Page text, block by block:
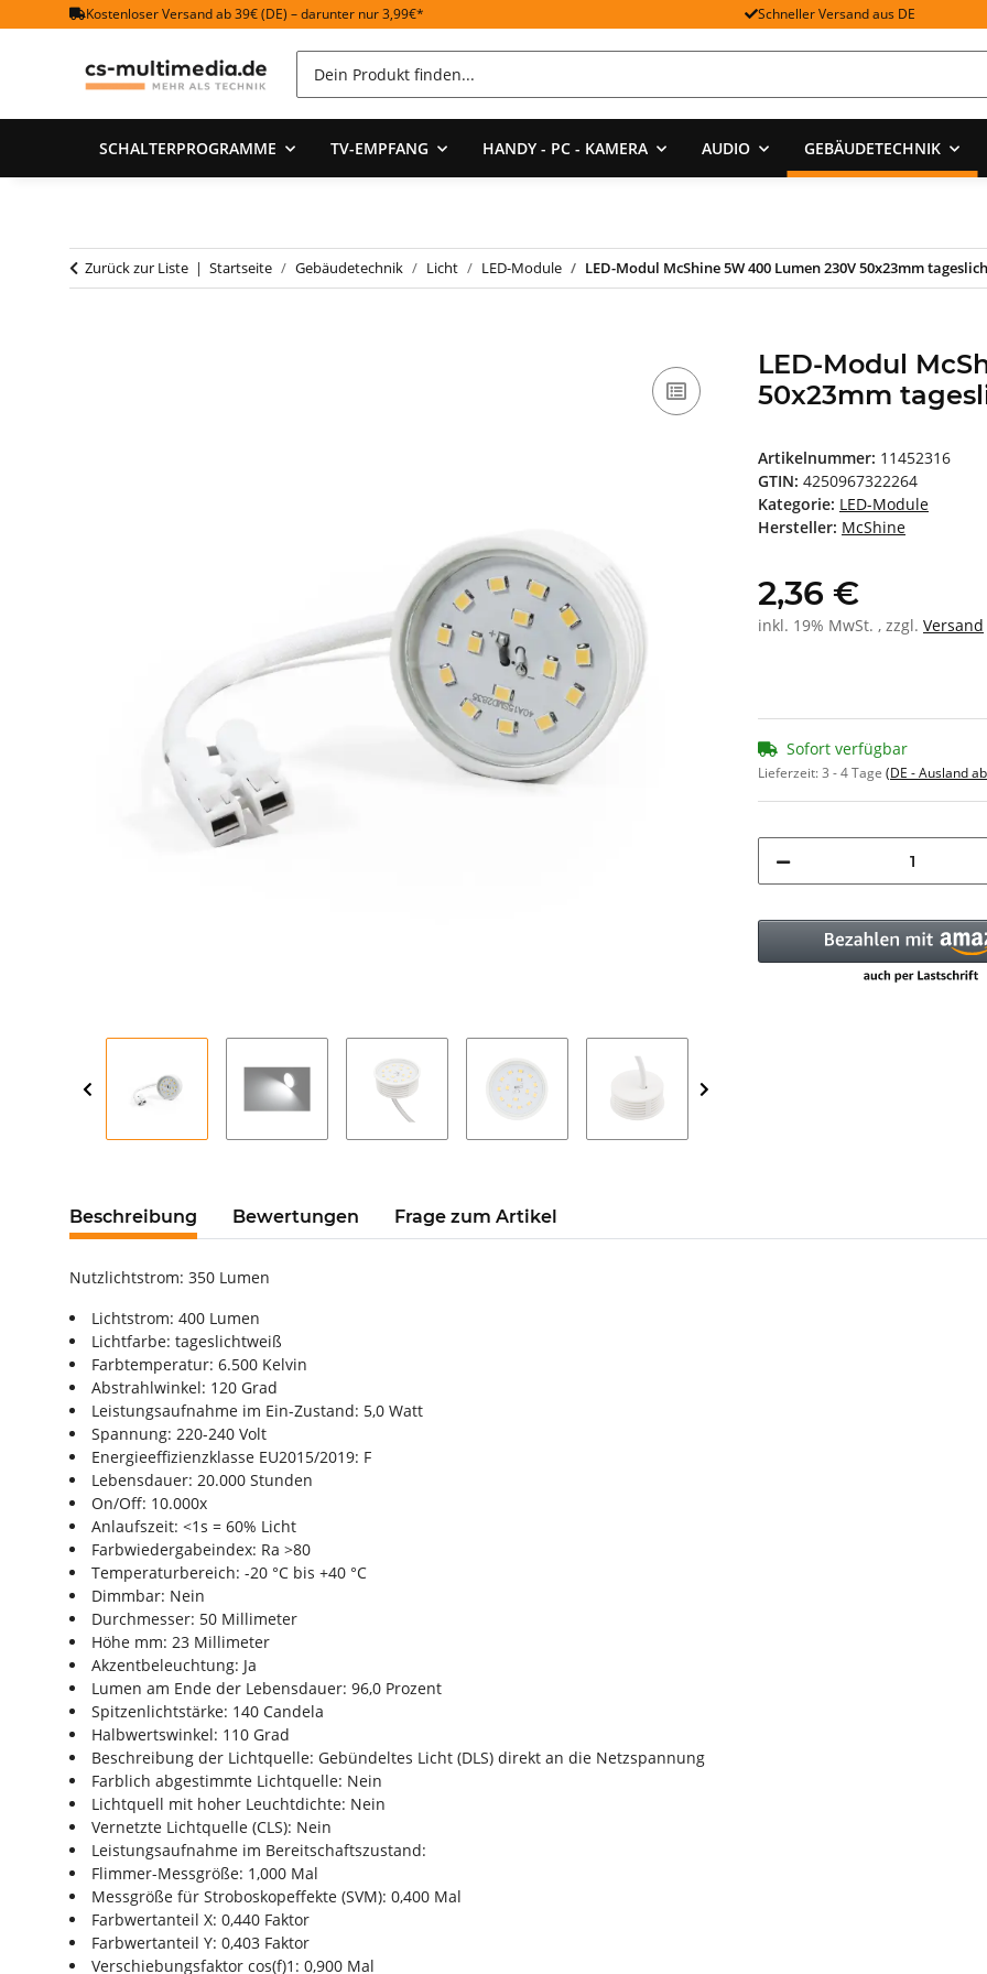
Kostenloser Versand ab 39€ (DE) – darunter nur 3,99€* Schneller Versand aus DE
SCHALTERPROGRAMME TV-EMPFANG HANDY - PC - KAMERA AUDIO GEBÄUDETECHNIK
Zurück zur Liste Startseite Gebäudetechnik Licht LED-Module LED-Modul McShine 5W 400 Lumen 230V 50x23mm
LED-Modul
50x23mm
Artikelnummer: 11452316
GTIN: 4250967322264
Kategorie: LED-Module
Hersteller: McShine
2,36 €
inkl. 19% MwSt. , zzgl. Versand
Sofort verfügbar
Lieferzeit:3 - 4 Tage (DE - Ausland
Beschreibung Bewertungen Frage zum Artikel
Nutzlichtstrom: 350 Lumen
Lichtstrom: 400 Lumen
Lichtfarbe: tageslichtweiß
Farbtemperatur: 6.500 Kelvin
Abstrahlwinkel: 120 Grad
Leistungsaufnahme im Ein-Zustand: 5,0 Watt
Spannung: 220-240 Volt
Energieeffizienzklasse EU2015/2019: F
Lebensdauer: 20.000 Stunden
On/Off: 10.000x
Anlaufszeit: <1s = 60% Licht
Farbwiedergabeindex: Ra >80
Temperaturbereich: -20 °C bis +40 °C
Dimmbar: Nein
Durchmesser: 50 Millimeter
Höhe mm: 23 Millimeter
Akzentbeleuchtung: Ja
Lumen am Ende der Lebensdauer: 96,0 Prozent
Spitzenlichtstärke: 140 Candela
Halbwertswinkel: 110 Grad
Beschreibung der Lichtquelle: Gebündeltes Licht (DLS) direkt an die Netzspannung
Farblich abgestimmte Lichtquelle: Nein
Lichtquell mit hoher Leuchtdichte: Nein
Vernetzte Lichtquelle (CLS): Nein
Leistungsaufnahme im Bereitschaftszustand:
Flimmer-Messgröße: 1,000 Mal
Messgröße für Stroboskopeffekte (SVM): 0,400 Mal
Farbwertanteil X: 0,440 Faktor
Farbwertanteil Y: 0,403 Faktor
Verschiebungsfaktor cos(f)1: 0,900 Mal